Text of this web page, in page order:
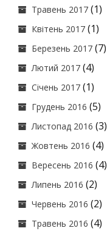
Травень 2017 (1)
Квітень 2017 (1)
Березень 2017 (7)
Лютий 2017 (4)
Січень 2017 (1)
Грудень 2016 (5)
Листопад 2016 (3)
Жовтень 2016 (4)
Вересень 2016 (4)
Липень 2016 (2)
Червень 2016 (2)
Травень 2016 (4)